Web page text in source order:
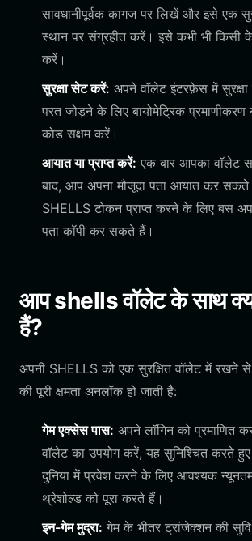
सावधानीपूर्वक कागज पर लिखें और इसे एक
स्थान पर संग्रहीत करें। इसे कभी भी किसी
करें।
सुरक्षा सेट करें: अपने वॉलेट इंटरफ़ेस में सुरक्षा
परत जोड़ने के लिए बायोमेट्रिक
कोड सक्षम करें।
आयात या प्राप्त करें: एक बार आपका वॉलेट
बाद, आप अपना मौजूदा पता आयात कर
SHELLS टोकन प्राप्त करने के लिए बस
पता कॉपी कर सकते हैं।
आप shells वॉलेट के साथ
हैं?
अपनी SHELLS को एक सुरक्षित वॉलेट में
की पूरी क्षमता अनलॉक हो जाती है:
गेम एक्सेस पास: अपने लॉगिन को प्रमाणित
वॉलेट का उपयोग करें, यह सुनिश्चित करते
दुनिया में प्रवेश करने के लिए आवश्यक
थ्रेशोल्ड को पूरा करते हैं।
इन-गेम मुद्रा: गेम के भीतर ट्रांजेक्शन की